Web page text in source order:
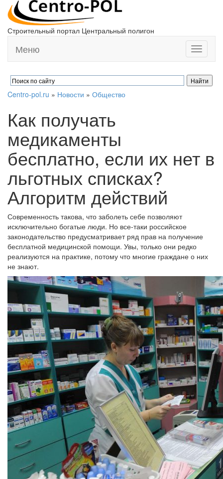
Строительный портал Центральный полигон
Toggle
Меню
Centro-pol.ru » Новости » Общество
Как получать
медикаменты
бесплатно, если их нет в
льготных списках?
Алгоритм действий
Современность такова, что заболеть себе позволяют
исключительно богатые люди. Но все-таки российское
законодательство предусматривает ряд прав на получение
бесплатной медицинской помощи. Увы, только они редко
реализуются на практике, потому что многие граждане о них
не знают.